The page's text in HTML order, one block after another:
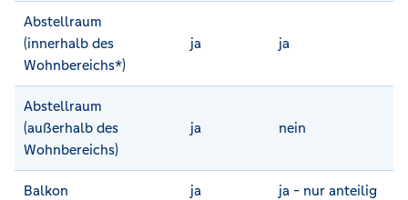
Abstellraum
(innerhalb des
Wohnbereichs*)
ja ja
Abstellraum
(außerhalb des
Wohnbereichs)
ja nein
Balkon ja ja - nur anteilig